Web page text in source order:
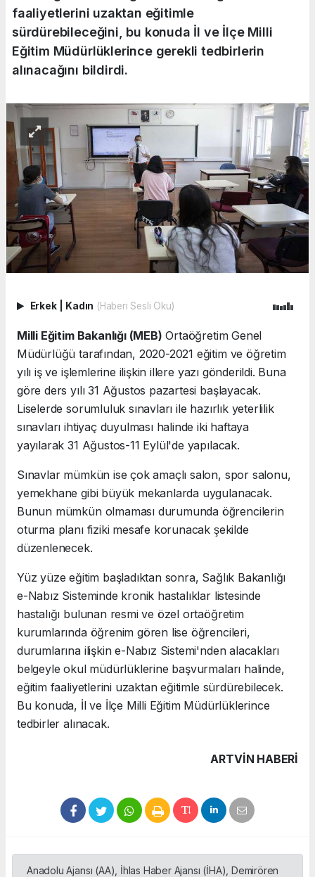
faaliyetlerini uzaktan eğitimle
sürdürebileceğini, bu konuda İl ve İlçe Milli
Eğitim Müdürlüklerince gerekli tedbirlerin
alınacağını bildirdi.
Erkek Kadın (Haberi Sesli Oku)
Milli Eğitim Bakanlığı (MEB) Ortaöğretim Genel
Müdürlüğü tarafından, 2020-2021 eğitim ve öğretim
yılı iş ve işlemlerine ilişkin illere yazı gönderildi. Buna
göre ders yılı 31 Ağustos pazartesi başlayacak.
Liselerde sorumluluk sınavları ile hazırlık yeterlilik
sınavları ihtiyaç duyulması halinde iki haftaya
yayılarak 31 Ağustos-11 Eylül'de yapılacak.
Sınavlar mümkün ise çok amaçlı salon, spor salonu,
yemekhane gibi büyük mekanlarda uygulanacak.
Bunun mümkün olmaması durumunda öğrencilerin
oturma planı fiziki mesafe korunacak şekilde
düzenlenecek.
Yüz yüze eğitim başladıktan sonra, Sağlık Bakanlığı
e-Nabız Sisteminde kronik hastalıklar listesinde
hastalığı bulunan resmi ve özel ortaöğretim
kurumlarında öğrenim gören lise öğrencileri,
durumlarına ilişkin e-Nabız Sistemi'nden alacakları
belgeyle okul müdürlüklerine başvurmaları halinde,
eğitim faaliyetlerini uzaktan eğitimle sürdürebilecek.
Bu konuda, İl ve İlçe Milli Eğitim Müdürlüklerince
tedbirler alınacak.
ARTVIN HABERİ
Anadolu Ajansı (AA), İhlas Haber Ajansı (İHA), Demirören